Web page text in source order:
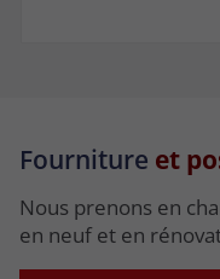
Fourniture et
Nous prenons en
en neuf et en